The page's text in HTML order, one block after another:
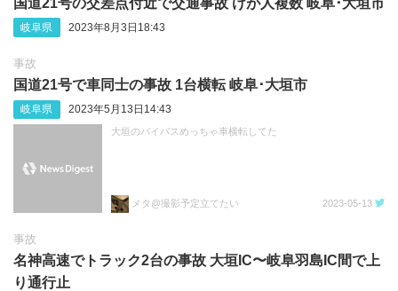
岐阜県 2023年8月3日18:43
事故
国道21号で車同士の事故 1台横転 岐阜･大垣市
岐阜県 2023年5月13日14:43
大垣のバイパスめっちゃ車横転してた
メタ@撮影予定立てたい 2023-05-13
事故
名神高速でトラック2台の事故 大垣IC〜岐阜羽島IC間で上
り通行止